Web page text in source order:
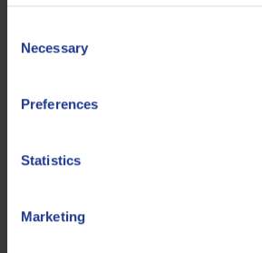
Selection
Necessary
Preferences
Statistics
Marketing
Q8 Garden Pro 4T SAE 30
Olio motore